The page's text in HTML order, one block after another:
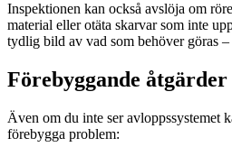
Inspektionen kan också avslöja om
material eller otäta skarvar som inte
tydlig bild av vad som behöver göras –
Förebyggande
Även om du inte ser avloppssystemet
förebygga problem: